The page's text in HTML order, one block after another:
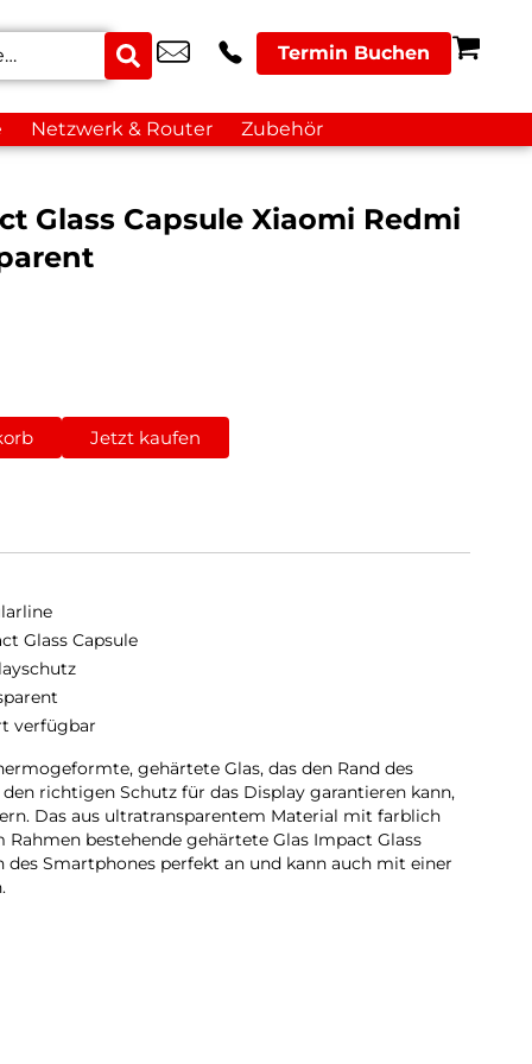
Termin Buchen
Netzwerk & Router Zubehör
Glass Capsule Xiaomi Redmi
Jetzt kaufen
Glass Capsule
verfügbar
gehärtete Glas, das den Rand des
richtigen Schutz für das Display garantieren kann,
Das aus ultratransparentem Material mit farblich
bestehende gehärtete Glas Impact Glass
des Smartphones perfekt an und kann auch mit einer